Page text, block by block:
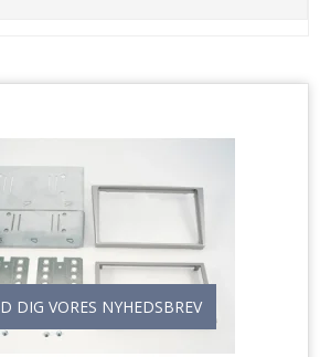
DIG VORES NYHEDSBREV